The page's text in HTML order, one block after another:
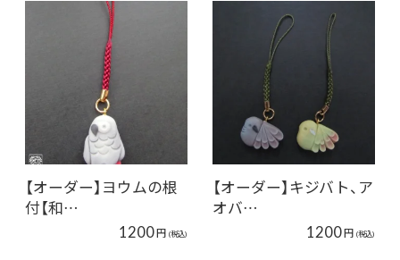
【オーダー】ヨウムの根
付【和…
1200円 (税込)
【オーダー】キジバト、ア
オバ…
1200円 (税込)